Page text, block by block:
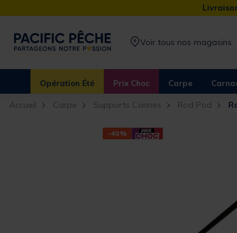
Voir tous nos magasins
Opération Été Prix Choc Carpe
Accueil Carpe Supports Cannes Rod Pod
-40%